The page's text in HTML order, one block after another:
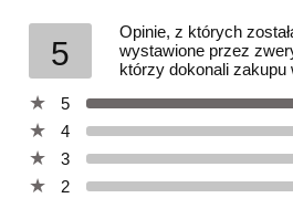
5
Opinie, z których
wystawione przez
którzy dokonali zakupu
5
4
3
2